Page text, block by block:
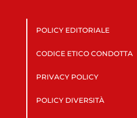
POLICY EDITORIALE
CODICE ETICO CONDOTTA
PRIVACY POLICY
POLICY DIVERSITÀ